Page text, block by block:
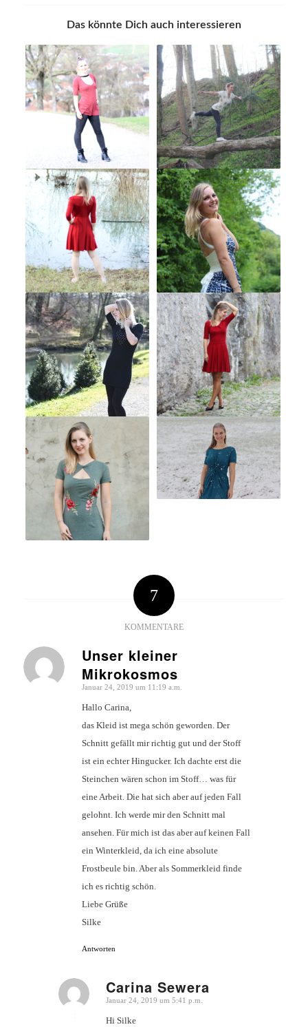
Das könnte Dich auch interessieren
7
KOMMENTARE
Unser kleiner
Mikrokosmos
sagte:
Januar 24, 2019 um 11:19 a.m.
Hallo Carina,
das Kleid ist mega schön geworden. Der
Schnitt gefällt mir richtig gut und der Stoff
ist ein echter Hingucker. Ich dachte erst die
Steinchen wären schon im Stoff… was für
eine Arbeit. Die hat sich aber auf jeden Fall
gelohnt. Ich werde mir den Schnitt mal
ansehen. Für mich ist das aber auf keinen Fall
ein Winterkleid, da ich eine absolute
Frostbeule bin. Aber als Sommerkleid finde
ich es richtig schön.
Liebe Grüße
Silke
Antworten
Carina Sewera
sagte:
Januar 24, 2019 um 5:41 p.m.
Hi Silke